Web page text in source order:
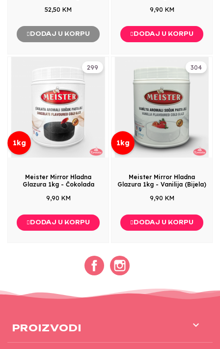
52,50 KM
DODAJ U KORPU
9,90 KM
DODAJ U KORPU
299
1kg
Meister Mirror Hladna
Glazura 1kg - Čokolada
9,90 KM
DODAJ U KORPU
304
1kg
Meister Mirror Hladna
Glazura 1kg - Vanilija (Bijela)
9,90 KM
DODAJ U KORPU
Facebook
PROIZVODI 